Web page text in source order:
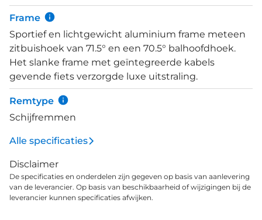
Frame
Sportief en lichtgewicht aluminium frame meteen
zitbuishoek van 71.5° en een 70.5° balhoofdhoek.
Het slanke frame met geïntegreerde kabels
gevende fiets verzorgde luxe uitstraling.
Remtype
Schijfremmen
Alle specificaties
Disclaimer
De specificaties en onderdelen zijn gegeven op basis van aanlevering
van de leverancier. Op basis van beschikbaarheid of wijzigingen bij de
leverancier kunnen specificaties afwijken.